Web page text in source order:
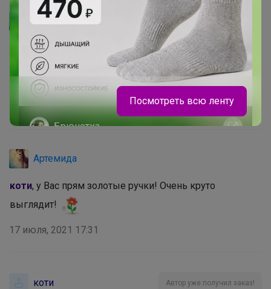
Артемида
19 июля, 2021 22:34
Артемида
коти, у Вас прям золотые ручки! Очень круто
выглядит!
17 июля, 2021 17:31
коти Автор уже получил заказ!
Брюнетка
Платье бренда Stilnyashka в наличии
Посмотреть всю ленту